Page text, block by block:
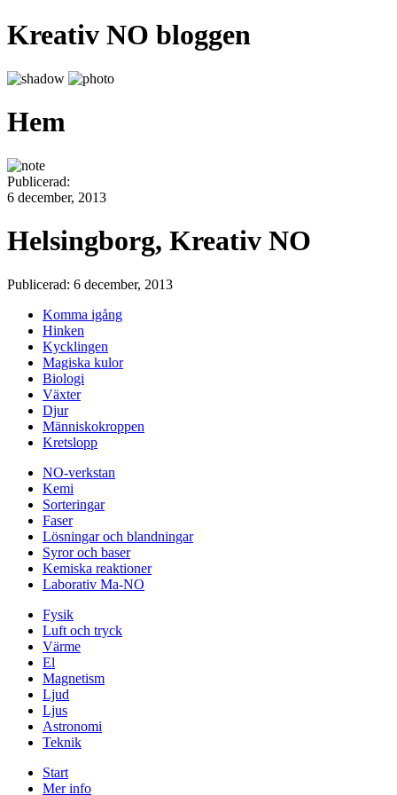
Kreativ NO bloggen
Hem
Publicerad:
6 december, 2013
Helsingborg, Kreativ NO
Publicerad: 6 december, 2013
Komma igång
Hinken
Kycklingen
Magiska kulor
Biologi
Växter
Djur
Människokroppen
Kretslopp
NO-verkstan
Kemi
Sorteringar
Faser
Lösningar och blandningar
Syror och baser
Kemiska reaktioner
Laborativ Ma-NO
Fysik
Luft och tryck
Värme
El
Magnetism
Ljud
Ljus
Astronomi
Teknik
Start
Mer info